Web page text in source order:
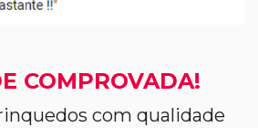
COMPROVADA!
com qualidade